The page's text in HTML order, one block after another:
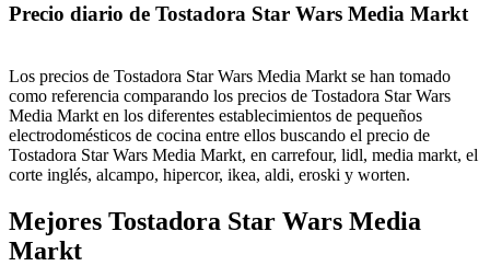
Precio diario de Tostadora Star Wars Media Markt
Los precios de Tostadora Star Wars Media Markt se han tomado
como referencia comparando los precios de Tostadora Star Wars
Media Markt en los diferentes establecimientos de pequeños
electrodomésticos de cocina entre ellos buscando el precio de
Tostadora Star Wars Media Markt, en carrefour, lidl, media markt, el
corte inglés, alcampo, hipercor, ikea, aldi, eroski y worten.
Mejores Tostadora Star Wars Media
Markt